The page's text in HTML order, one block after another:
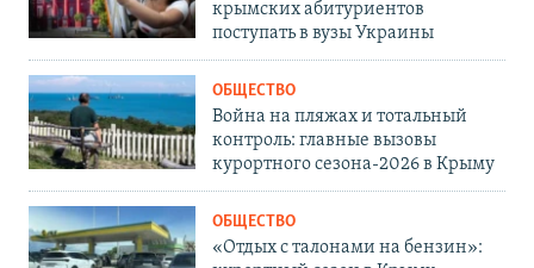
крымских абитуриентов
поступать в вузы Украины
ОБЩЕСТВО
Война на пляжах и тотальный
контроль: главные вызовы
курортного сезона-2026 в Крыму
ОБЩЕСТВО
«Отдых с талонами на бензин»: